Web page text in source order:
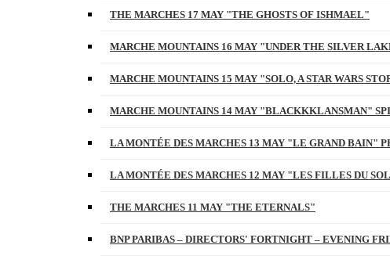
THE MARCHES 17 MAY "THE GHOSTS OF ISHMAEL"
MARCHE MOUNTAINS 16 MAY "UNDER THE SILVER
MARCHE MOUNTAINS 15 MAY "SOLO, A STAR WARS
MARCHE MOUNTAINS 14 MAY "BLACKKKLANSMAN"
LA MONTÉE DES MARCHES 13 MAY "LE GRAND BAIN"
LA MONTÉE DES MARCHES 12 MAY "LES FILLES DU
THE MARCHES 11 MAY "THE ETERNALS"
BNP PARIBAS – DIRECTORS' FORTNIGHT – EVENING